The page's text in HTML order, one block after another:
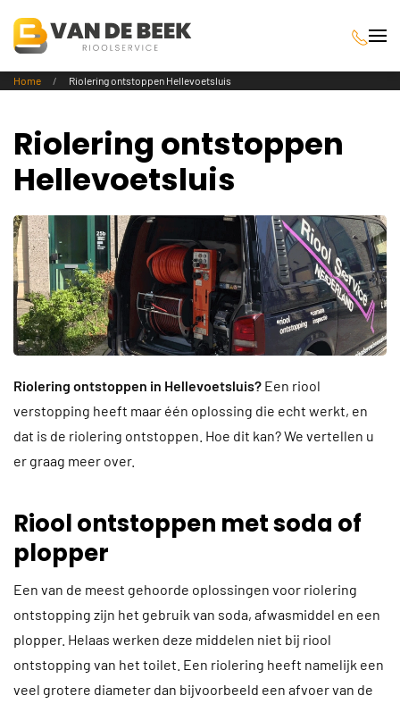
Terug naar hoofdinhoud
Home Riolering ontstoppen Hellevoetsluis
Riolering ontstoppen
Hellevoetsluis
Riolering ontstoppen in Hellevoetsluis? Een riool
verstopping heeft maar één oplossing die echt werkt, en
dat is de riolering ontstoppen. Hoe dit kan? We vertellen u
er graag meer over.
Riool ontstoppen met soda of
plopper
Een van de meest gehoorde oplossingen voor riolering
ontstopping zijn het gebruik van soda, afwasmiddel en een
plopper. Helaas werken deze middelen niet bij riool
ontstopping van het toilet. Een riolering heeft namelijk een
veel grotere diameter dan bijvoorbeeld een afvoer van de